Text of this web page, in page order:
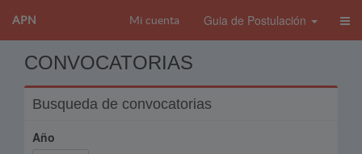
APN Mi cuenta Guia de Postulación
CONVOCATORIAS
Busqueda de convocatorias
Año